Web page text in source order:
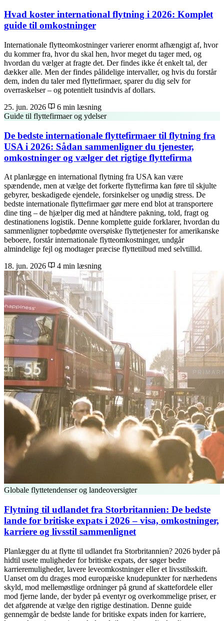
Hvad koster international flytning i 2026: Komplet
guide til omkostninger
Internationale flytteomkostninger varierer enormt afhængigt af, hvor
du kommer fra, hvor du skal hen, hvor meget du tager med, og
hvordan du vælger at fragte det. Der findes ikke ét enkelt tal, der
dækker alle. Men der findes pålidelige intervaller, og hvis du forstår
dem, inden du taler med flyttefirmaer, sparer du dig selv for
overraskelser – og potentielt tusindvis af dollars.
25. jun. 2026
6 min læsning
Guide til flyttefirmaer og ydelser
De bedste internationale flyttefirmaer til flytning fra
USA i 2026: Sådan sammenligner du tjenester,
omkostninger og vælger det rigtige flyttefirma
At planlægge en international flytning fra USA kan være
spændende, men at vælge det forkerte flyttefirma kan føre til skjulte
gebyrer, beskadigede ejendele, forsinkelser og unødig stress. De
bedste internationale flyttefirmaer gør mere end blot at transportere
dine ting – de hjælper dig med at håndtere pakning, told, fragt og
destinationens logistik. Denne komplette guide forklarer, hvordan du
sammenligner topbedømte oversøiske flyttetjenester for amerikanske
beboere, forstår internationale flytteomkostninger, undgår
almindelige fejl og modtager præcise flyttetilbud med selvtillid.
18. jun. 2026
4 min læsning
Globale flyttetendenser og landeoversigter
Flytning til udlandet fra Storbritannien: De bedste
lande for britiske expats i 2026 – visa, omkostninger,
karriere og livsstil sammenlignet
Planlægger du at flytte til udlandet fra Storbritannien? 2026 byder på
hidtil usete muligheder for britiske expats, der søger bedre
karrieremuligheder, lavere leveomkostninger eller et livsstilsskift.
Uanset om du drages mod europæiske knudepunkter for nærhedens
skyld, mod mellemøstlige ordninger på grund af skattefordele eller
mod fjerne lande, der byder på eventyr og overkommelige priser, er
det afgørende at vælge den rigtige destination. Denne guide
gennemgår de bedste lande for britiske expats inden for karriere,